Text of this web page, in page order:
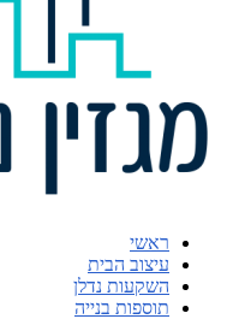
ראשי
עיצוב הבית
השקעות נדלן
תוספות בנייה